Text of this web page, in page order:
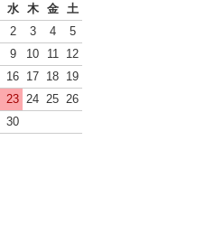
水 木 金
土
2 3 4
5
9 10 11
12
16 17 18 19
23 24 25 26
30